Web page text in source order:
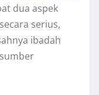
dua aspek
serius,
ibadah